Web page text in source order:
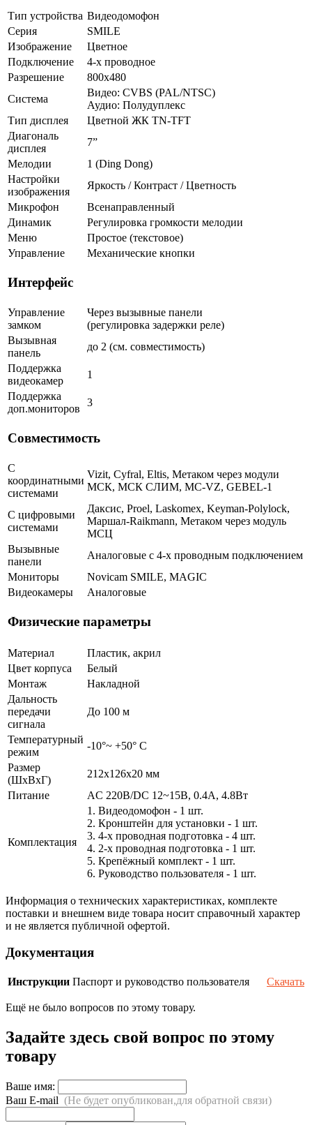
Тип устройства Видеодомофон
Серия
SMILE
Изображение
Цветное
Подключение
4-х проводное
Разрешение
800x480
Система
Видео: CVBS (PAL/NTSC)
Аудио: Полудуплекс
Тип дисплея
Цветной ЖК TN-TFT
Диагональ
дисплея
7”
Мелодии
1 (Ding Dong)
Настройки
изображения
Яркость / Контраст / Цветность
Микрофон
Всенаправленный
Динамик
Регулировка громкости мелодии
Меню
Простое (текстовое)
Управление
Механические кнопки
Интерфейс
Управление
замком
Через вызывные панели
(регулировка задержки реле)
Вызывная
панель
до 2 (см. совместимость)
Поддержка
видеокамер
1
Поддержка
доп.мониторов
3
Совместимость
С
координатными
системами
Vizit, Cyfral, Eltis, Метаком через модули
МСК, МСК СЛИМ, MC-VZ, GEBEL-1
С цифровыми
системами
Даксис, Proel, Laskomex, Keyman-Polylock,
Маршал-Raikmann, Метаком через модуль
МСЦ
Вызывные
панели
Аналоговые с 4-х проводным подключением
Мониторы
Novicam SMILE, MAGIC
Видеокамеры
Аналоговые
Физические параметры
Материал
Пластик, акрил
Цвет корпуса
Белый
Монтаж
Накладной
Дальность
передачи
сигнала
До 100 м
Температурный
режим
-10°~ +50° С
Размер
(ШxВxГ)
212х126х20 мм
Питание
AC 220В/DC 12~15В, 0.4А, 4.8Вт
Комплектация
1. Видеодомофон - 1 шт.
2. Кронштейн для установки - 1 шт.
3. 4-х проводная подготовка - 4 шт.
4. 2-х проводная подготовка - 1 шт.
5. Крепёжный комплект - 1 шт.
6. Руководство пользователя - 1 шт.
Информация о технических характеристиках, комплекте
поставки и внешнем виде товара носит справочный характер
и не является публичной офертой.
Документация
Инструкции Паспорт и руководство пользователя Скачать
Ещё не было вопросов по этому товару.
Задайте здесь свой вопрос по этому
товару
Ваше имя:
Ваш E-mail (Не будет опубликован,для обратной связи)